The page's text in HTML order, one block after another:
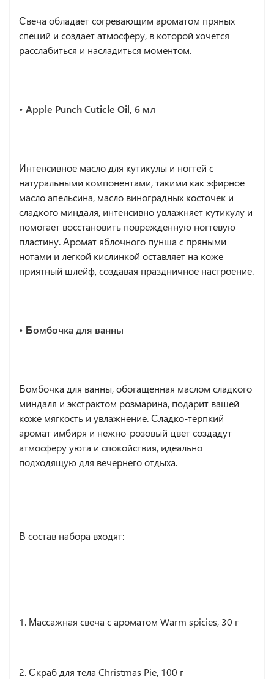
Свеча обладает согревающим ароматом пряных
специй и создает атмосферу, в которой хочется
расслабиться и насладиться моментом.
• Apple Punch Cuticle Oil, 6 мл
Интенсивное масло для кутикулы и ногтей с
натуральными компонентами, такими как эфирное
масло апельсина, масло виноградных косточек и
сладкого миндаля, интенсивно увлажняет кутикулу и
помогает восстановить поврежденную ногтевую
пластину. Аромат яблочного пунша с пряными
нотами и легкой кислинкой оставляет на коже
приятный шлейф, создавая праздничное настроение.
• Бомбочка для ванны
Бомбочка для ванны, обогащенная маслом сладкого
миндаля и экстрактом розмарина, подарит вашей
коже мягкость и увлажнение. Сладко-терпкий
аромат имбиря и нежно-розовый цвет создадут
атмосферу уюта и спокойствия, идеально
подходящую для вечернего отдыха.
В состав набора входят:
1. Массажная свеча с ароматом Warm spicies, 30 г
2. Скраб для тела Christmas Pie, 100 г